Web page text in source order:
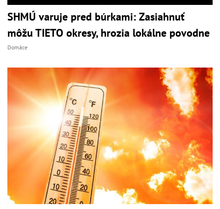
SHMÚ varuje pred búrkami: Zasiahnuť
môžu TIETO okresy, hrozia lokálne povodne
Domáce